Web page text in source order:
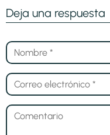
Deja una respuesta